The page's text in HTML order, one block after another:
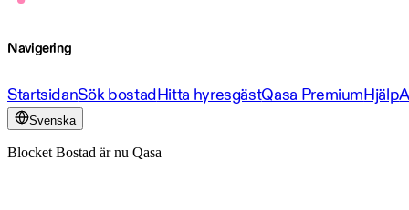
Navigering
StartsidanSök bostadHitta hyresgästQasa PremiumHjälp
Svenska
Blocket Bostad är nu Qasa